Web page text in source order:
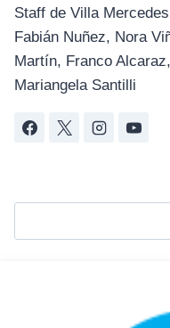
Staff de Villa
Fabián Nuñez, Nora
Martín, Franco
Mariangela Santilli